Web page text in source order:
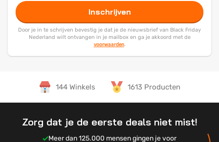
Inschrijven
Door je in te schrijven bevestig je dat je de nieuwsbrief van Black Friday
Nederland wilt ontvangen in je mailbox en ga je akkoord met de
voorwaarden.
144 Winkels 1613 Producten
Zorg dat je de eerste deals niet mist!
Meer dan 125.000 mensen gingen je voor